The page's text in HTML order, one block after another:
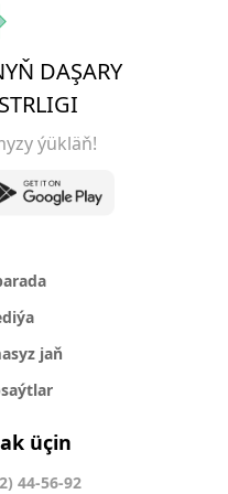
DAŞARY
ýükläň!
jaň
üçin
44-56-92